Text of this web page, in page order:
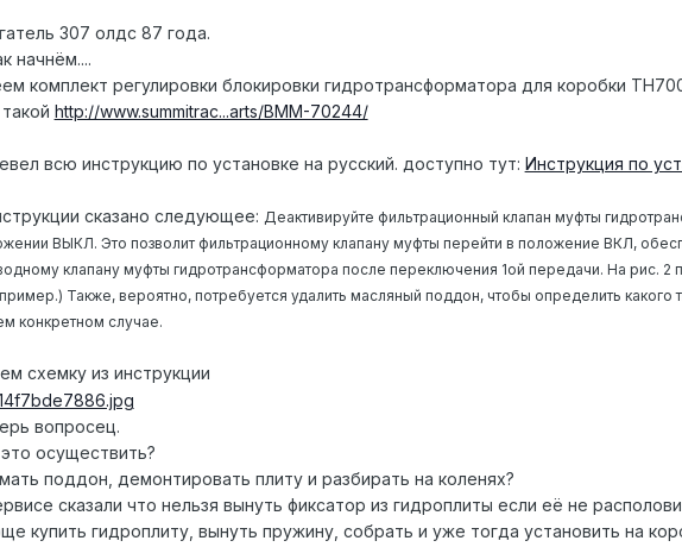
307 олдс 87 года.
начнём....
комплект регулировки блокировки гидротрансформатора для коробки
http://www.summitrac...arts/BMM-70244/
всю инструкцию по установке на русский. доступно тут: Инструкция по
сказано следующее: Деактивируйте фильтрационный клапан муфты
ВЫКЛ. Это позволит фильтрационному клапану муфты перейти в положение ВКЛ,
клапану муфты гидротрансформатора после переключения 1ой передачи. На рис.
пример.) Также, вероятно, потребуется удалить масляный поддон, чтобы определить какого
конкретном случае.
схемку из инструкции
вопросец.
осуществить?
поддон, демонтировать плиту и разбирать на коленях?
сказали что нельзя вынуть фиксатор из гидроплиты если её не
купить гидроплиту, вынуть пружину, собрать и уже тогда установить на